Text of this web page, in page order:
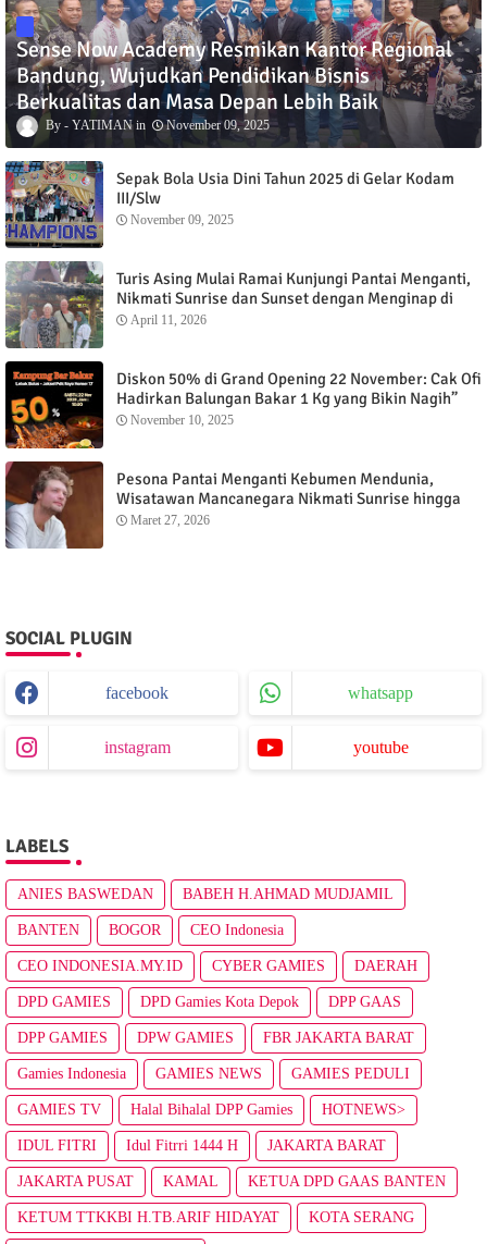
Sense Now Academy Resmikan Kantor Regional
Bandung, Wujudkan Pendidikan Bisnis
Berkualitas dan Masa Depan Lebih Baik
YATIMAN November 09, 2025
Sepak Bola Usia Dini Tahun 2025 di Gelar Kodam
III/Slw
November 09, 2025
Turis Asing Mulai Ramai Kunjungi Pantai Menganti,
Nikmati Sunrise dan Sunset dengan Menginap di
Menganti Cottage
April 11, 2026
Diskon 50% di Grand Opening 22 November: Cak Ofi
Hadirkan Balungan Bakar 1 Kg yang Bikin Nagih”
November 10, 2025
Pesona Pantai Menganti Kebumen Mendunia,
Wisatawan Mancanegara Nikmati Sunrise hingga
Sunset dari Menganti Cottage
Maret 27, 2026
SOCIAL PLUGIN
facebook whatsapp
instagram youtube
LABELS
ANIES BASWEDAN BABEH H.AHMAD MUDJAMIL
BANTEN BOGOR CEO Indonesia
CEO INDONESIA.MY.ID CYBER GAMIES DAERAH
DPD GAMIES DPD Gamies Kota Depok DPP GAAS
DPP GAMIES DPW GAMIES FBR JAKARTA BARAT
Gamies Indonesia GAMIES NEWS GAMIES PEDULI
GAMIES TV Halal Bihalal DPP Gamies HOTNEWS>
IDUL FITRI Idul Fitrri 1444 H JAKARTA BARAT
JAKARTA PUSAT KAMAL KETUA DPD GAAS BANTEN
KETUM TTKKBI H.TB.ARIF HIDAYAT KOTA SERANG